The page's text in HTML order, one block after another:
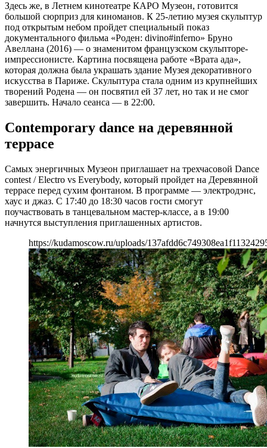
Здесь же, в Летнем кинотеатре КАРО Музеон, готовится
большой сюрприз для киноманов. К 25-летию музея скульптур
под открытым небом пройдет специальный показ
документального фильма «Роден: divino#inferno» Бруно
Авеллана (2016) — о знаменитом французском скульпторе-
импрессионисте. Картина посвящена работе «Врата ада»,
которая должна была украшать здание Музея декоративного
искусства в Париже. Скульптура стала одним из крупнейших
творений Родена — он посвятил ей 37 лет, но так и не смог
завершить. Начало сеанса — в 22:00.
Contemporary dance на деревянной
террасе
Самых энергичных Музеон приглашает на трехчасовой Dance
contest / Electro vs Everybody, который пройдет на Деревянной
террасе перед сухим фонтаном. В программе — электродэнс,
хаус и джаз. С 17:40 до 18:30 часов гости смогут
поучаствовать в танцевальном мастер-классе, а в 19:00
начнутся выступления приглашенных артистов.
https://kudamoscow.ru/uploads/